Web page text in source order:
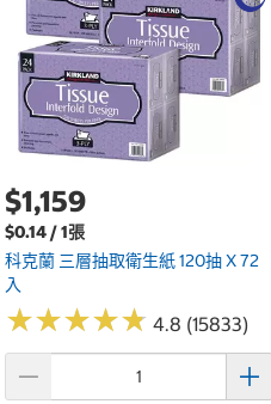
$1,159
$0.14 / 1張
科克蘭 三層抽取衛生紙 120抽 X 72
入
★★★★★
★★★★★ 4.8 (15833)